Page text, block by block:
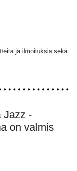
ja ilmoituksia sekä
Jazz -
on valmis